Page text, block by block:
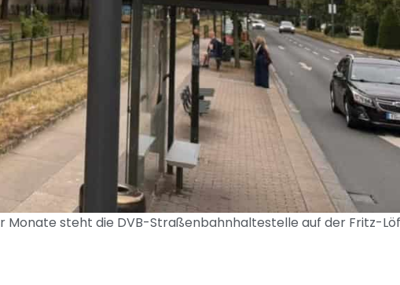
Monate steht die DVB-Straßenbahnhaltestelle auf der Fritz-